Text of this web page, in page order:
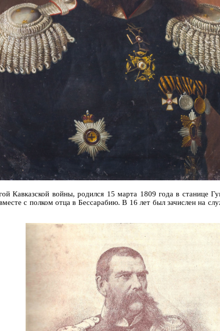
Кавказской войны, родился 15 марта 1809 года в станице
с полком отца в Бессарабию. В 16 лет был зачислен на